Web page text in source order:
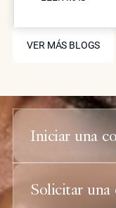
VER MÁS BLOGS
VER MÁS BLOGS
Epione Beverly
tratamientos
tiempo de
Iniciar una
Solicitar una